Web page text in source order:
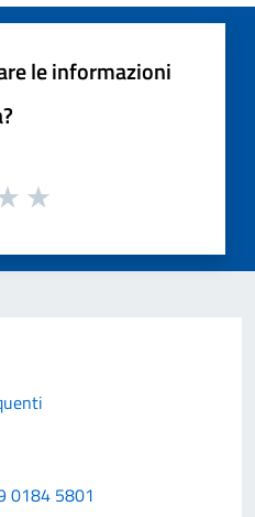
le informazioni
0184 5801